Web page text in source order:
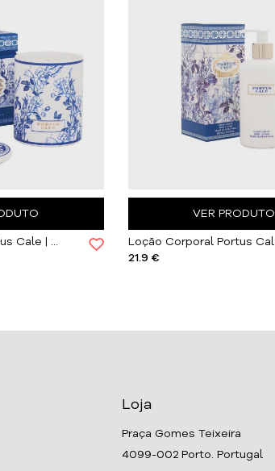
Vela aromática Portus Cale | Gold & Blue
VER PRODUTO
21.9 €
Loja
Praça Gomes Teixeira
4099-002 Porto. Portugal